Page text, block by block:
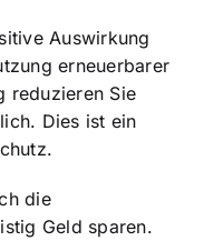
Auswirkung
erneuerbarer
reduzieren Sie
Dies ist ein
die
Geld sparen.